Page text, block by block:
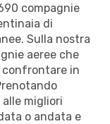
compagnie
di
Sulla nostra
aeree che
confrontare in
migliori
o andata e